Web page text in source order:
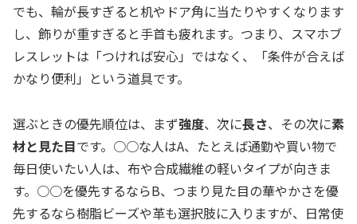
でも、輪が長すぎると机やドア角に当たりやすくなります
し、飾りが重すぎると手首も疲れます。つまり、スマホブ
レスレットは「つければ安心」ではなく、「条件が合えば
かなり便利」という道具です。
選ぶときの優先順位は、まず強度、次に長さ、その次に素
材と見た目です。○○な人はA、たとえば通勤や買い物で
毎日使いたい人は、布や合成繊維の軽いタイプが向きま
す。○○を優先するならB、つまり見た目の華やかさを優
先するなら樹脂ビーズや革も選択肢に入りますが、日常使